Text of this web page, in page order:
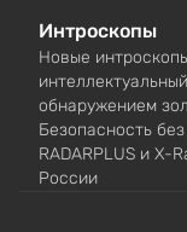
Интроскопы
Новые
обнаружением
Безопасность
RADARPLUS и X-
России